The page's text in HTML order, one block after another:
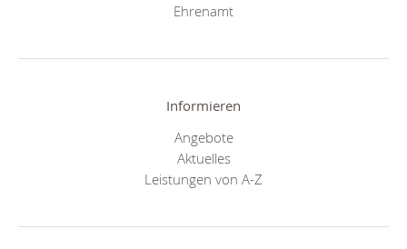
Ehrenamt
Informieren
Angebote
Aktuelles
Leistungen von A-Z